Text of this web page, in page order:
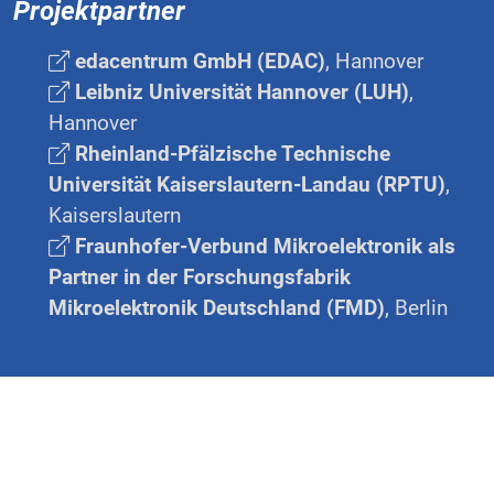
Projektpartner
edacentrum GmbH (EDAC), Hannover
Leibniz Universität Hannover (LUH),
Hannover
Rheinland-Pfälzische Technische
Universität Kaiserslautern-Landau (RPTU),
Kaiserslautern
Fraunhofer-Verbund Mikroelektronik als
Partner in der Forschungsfabrik
Mikroelektronik Deutschland (FMD), Berlin